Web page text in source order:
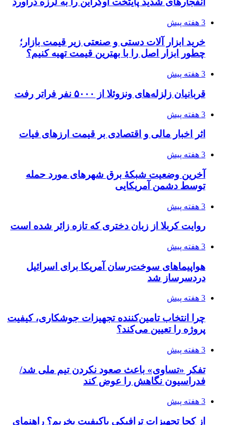
3 هفته پیش
خرید ابزار آلات دستی و صنعتی زیر قیمت بازار؛
چطور ابزار اصل را با بهترین قیمت تهیه کنیم؟
3 هفته پیش
قربانیان زلزله‌های ونزوئلا از ۵۰۰۰ نفر فراتر رفت
3 هفته پیش
اثر اخبار مالی و اقتصادی بر قیمت ارزهای فیات
3 هفته پیش
آخرین وضعیت شبکۀ برق شهرهای مورد حمله
توسط دشمن آمریکایی
3 هفته پیش
روایت کربلا از زبان دختری که تازه زائر شده است
3 هفته پیش
هواپیماهای سوخت‌رسان آمریکا برای اسرائیل
دردسرساز شد
3 هفته پیش
چرا انتخاب تامین‌کننده تجهیزات جوشکاری، کیفیت
پروژه را تعیین می‌کند؟
3 هفته پیش
تفکر «تساوی» باعث صعود نکردن تیم ملی شد/
فدراسیون نگاهش را عوض کند
3 هفته پیش
از کجا تجهیزات ترافیکی باکیفیت بخریم؟ راهنمای